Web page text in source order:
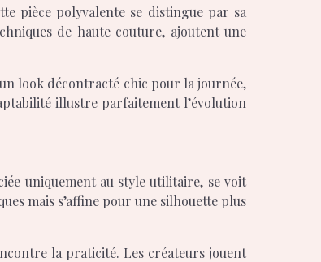
pièce polyvalente se distingue par sa
de haute couture, ajoutent une
look décontracté chic pour la journée,
illustre parfaitement l’évolution
uniquement au style utilitaire, se voit
mais s’affine pour une silhouette plus
la praticité. Les créateurs jouent